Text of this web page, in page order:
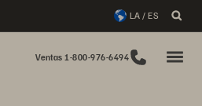
LA / ES
Ventas 1-800-976-6494